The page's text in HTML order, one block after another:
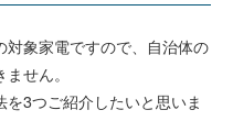
象家電ですので、自治体の
せん。
3つご紹介したいと思いま